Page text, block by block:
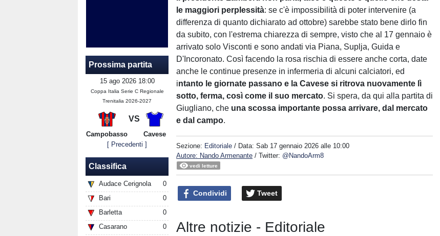
Prossima partita
15 ago 2026 18:00
Coppa Italia Serie C Regionale
Trenitalia 2026-2027
VS
Campobasso
Cavese
[ Precedenti ]
Classifica
Audace Cerignola
0
Bari
0
Barletta
0
Casarano
0
le maggiori perplessità: se c'è impossibilità di poter intervenire (a
differenza di quanto dichiarato ad ottobre) sarebbe stato bene dirlo fin
da subito, con l'estrema chiarezza di sempre, visto che al 17 gennaio è
arrivato solo Visconti e sono andati via Piana, Suplja, Guida e
D'Incoronato. Così facendo la rosa rischia di essere anche corta, date
anche le continue presenze in infermeria di alcuni calciatori, ed
intanto le giornate passano e la Cavese si ritrova nuovamente lì
sotto, ferma, così come il suo mercato. Si spera, da qui alla partita di
Giugliano, che una scossa importante possa arrivare, dal mercato
e dal campo.
Sezione: Editoriale / Data:Sab 17 gennaio 2026 alle 10:00
Autore: Nando Armenante / Twitter: @NandoArm8
vedi letture
Condividi Tweet
Altre notizie - Editoriale